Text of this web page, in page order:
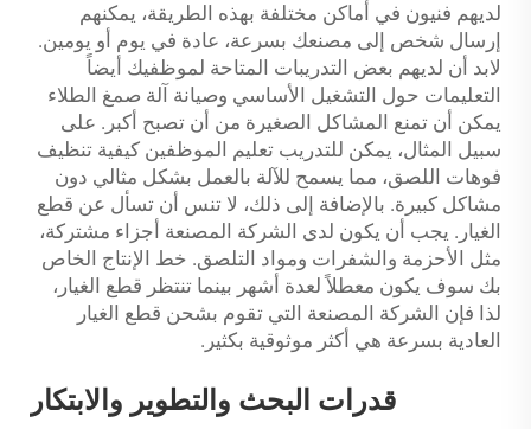
لديهم فنيون في أماكن مختلفة بهذه الطريقة، يمكنهم
إرسال شخص إلى مصنعك بسرعة، عادة في يوم أو يومين.
لابد أن لديهم بعض التدريبات المتاحة لموظفيك أيضاً
التعليمات حول التشغيل الأساسي وصيانة آلة صمغ الطلاء
يمكن أن تمنع المشاكل الصغيرة من أن تصبح أكبر. على
سبيل المثال، يمكن للتدريب تعليم الموظفين كيفية تنظيف
فوهات اللصق، مما يسمح للآلة بالعمل بشكل مثالي دون
مشاكل كبيرة. بالإضافة إلى ذلك، لا تنس أن تسأل عن قطع
الغيار. يجب أن يكون لدى الشركة المصنعة أجزاء مشتركة،
مثل الأحزمة والشفرات ومواد التلصق. خط الإنتاج الخاص
بك سوف يكون معطلاً لعدة أشهر بينما تنتظر قطع الغيار،
لذا فإن الشركة المصنعة التي تقوم بشحن قطع الغيار
العادية بسرعة هي أكثر موثوقية بكثير.
قدرات البحث والتطوير والابتكار